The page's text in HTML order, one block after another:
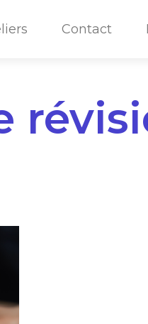
Contact